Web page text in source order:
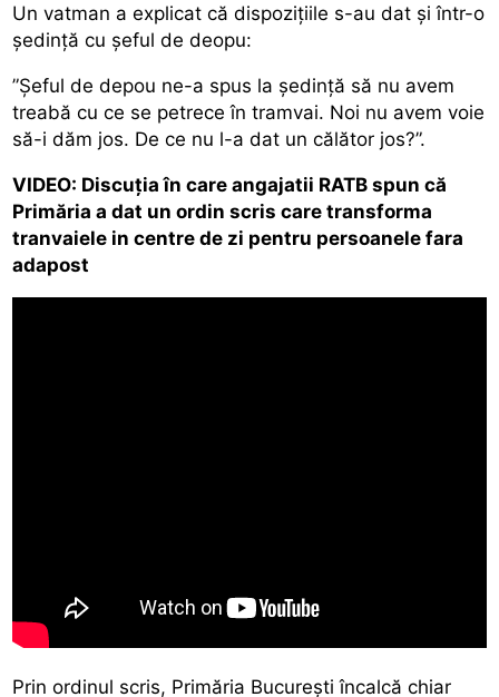
Un vatman a explicat că dispozițiile s-au dat și într-o
ședință cu șeful de deopu:
”Șeful de depou ne-a spus la ședință să nu avem
treabă cu ce se petrece în tramvai. Noi nu avem voie
să-i dăm jos. De ce nu l-a dat un călător jos?”.
VIDEO: Discuția în care angajatii RATB spun că
Primăria a dat un ordin scris care transforma
tranvaiele in centre de zi pentru persoanele fara
adapost
Prin ordinul scris, Primăria București încalcă chiar